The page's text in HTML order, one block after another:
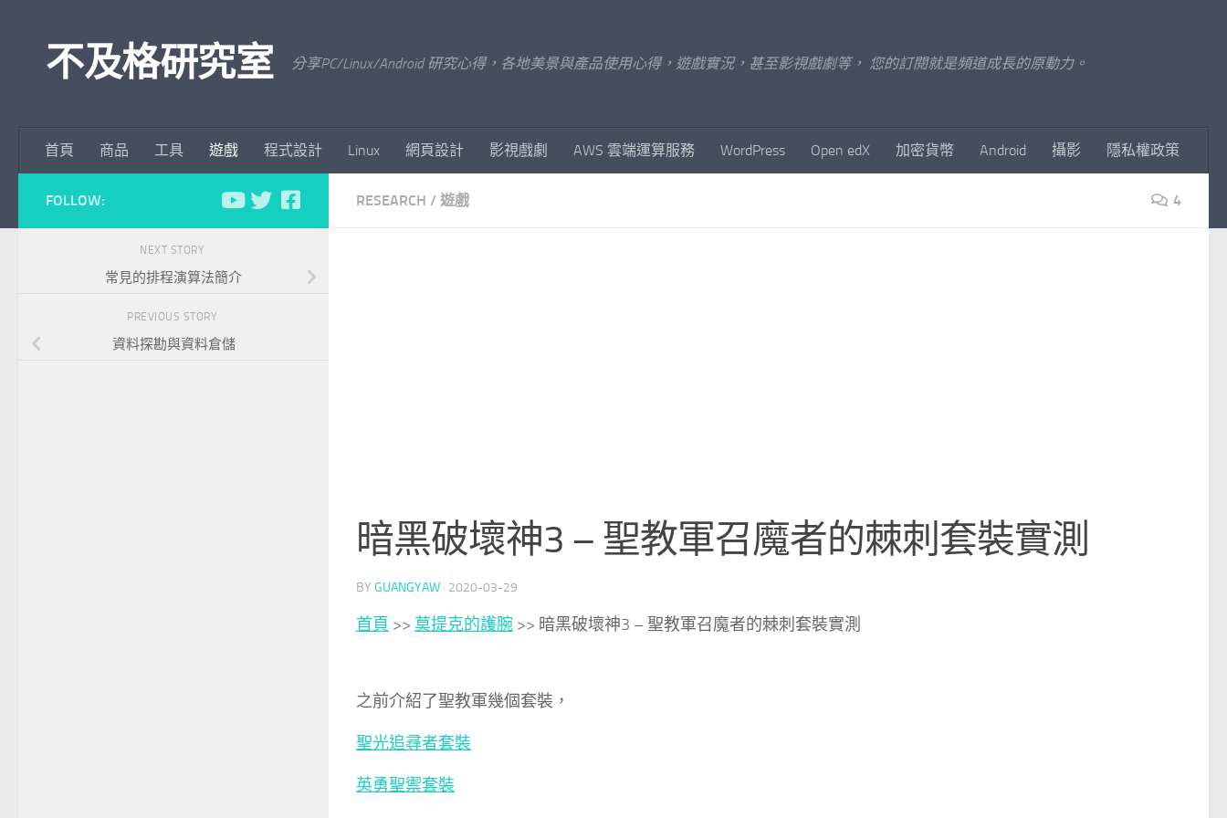
不及格研究室 分享PC/Linux/Android 研究心得，各地美景與產品使用心得，遊戲實況，甚至影視戲劇等， 您的訂閱就是頻道成長的原動力。
首頁 商品 工具 遊戲 程式設計 Linux 網頁設計 影視戲劇 AWS 雲端運算服務 WordPress Open edX 加密貨幣 Android 攝影 隱私權政策
RESEARCH / 遊戲 4
暗黑破壞神3 – 聖教軍召魔者的棘刺套裝實測
BY GUANGYAW · 2020-03-29
首頁 >> 莫提克的護腕 >> 暗黑破壞神3 – 聖教軍召魔者的棘刺套裝實測
之前介紹了聖教軍幾個套裝，
聖光追尋者套裝
英勇聖禦套裝
FOLLOW:
NEXT STORY
常見的排程演算法簡介
PREVIOUS STORY
資料探勘與資料倉儲